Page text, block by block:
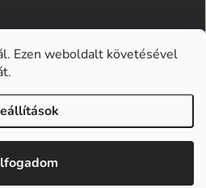
Ezen weboldalt követésével
Earplugs.ro Lunesto.cz
. Minden jog fenntartva.